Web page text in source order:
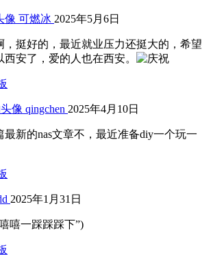
可燃冰 2025年5月6日
，挺好的，最近就业压力还挺大的，希望
西安了，爱的人也在西安。
qingchen 2025年4月10日
最新的nas文章不，最近准备diy一个玩一
2025年1月31日
嘻一踩踩踩下”)